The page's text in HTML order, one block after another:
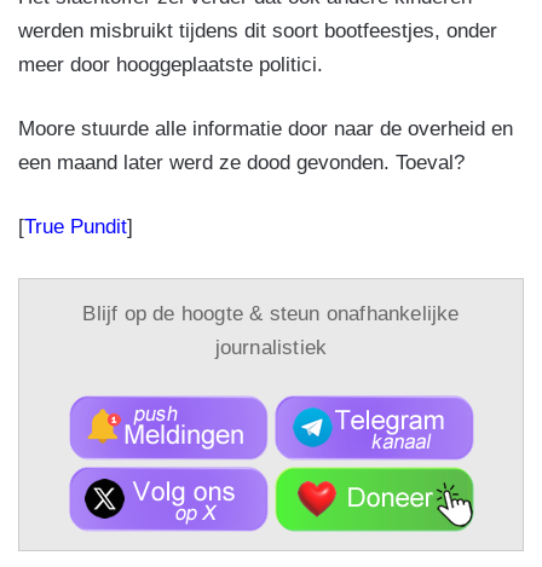
werden misbruikt tijdens dit soort bootfeestjes, onder
meer door hooggeplaatste politici.
Moore stuurde alle informatie door naar de overheid en
een maand later werd ze dood gevonden. Toeval?
[True Pundit]
Blijf op de hoogte & steun onafhankelijke
journalistiek